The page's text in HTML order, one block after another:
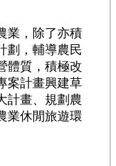
業，除了亦積
劃，輔導農民
體質，積極改
案計畫興建草
計畫、規劃農
業休閒旅遊環